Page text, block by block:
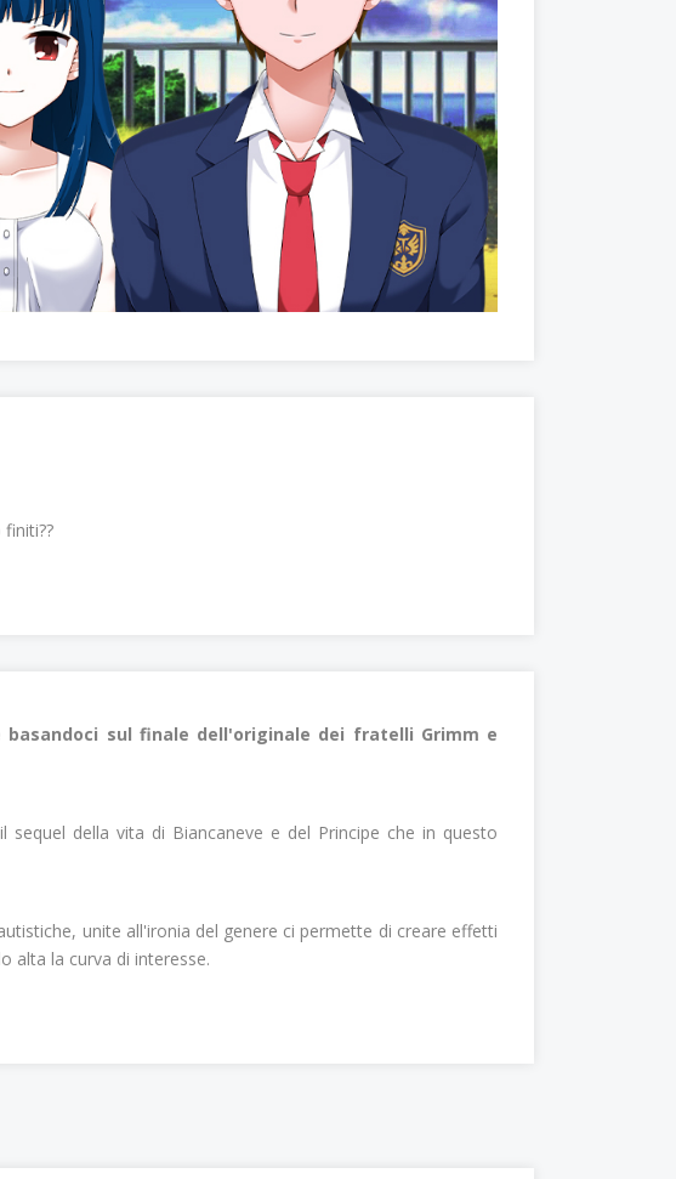
sul finale dell'originale dei fratelli Grimm e
della vita di Biancaneve e del Principe che in questo
unite all'ironia del genere ci permette di creare effetti
alta la curva di interesse.